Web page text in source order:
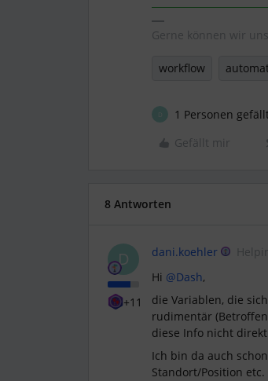
Gerne können wir
workflow
1 Personen
Gefällt mir
8 Antworten
D
+11
dani.koehler
Hi ​ @Dash,
die Variablen, die
rudimentär
diese Info nicht
Ich bin da auch
Standort/Position